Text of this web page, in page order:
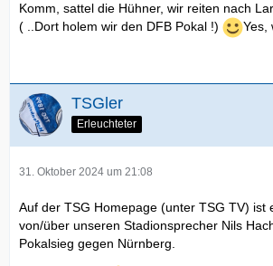
Komm, sattel die Hühner, wir reiten nach
( ..Dort holem wir den DFB Pokal !)
Yes,
TSGler
Erleuchteter
31. Oktober 2024 um 21:08
Auf der TSG Homepage (unter TSG TV) ist
von/über unseren Stadionsprecher Nils
Pokalsieg gegen Nürnberg.